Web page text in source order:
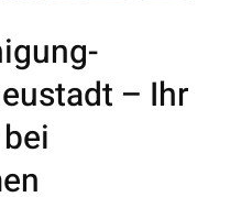
– Ihr